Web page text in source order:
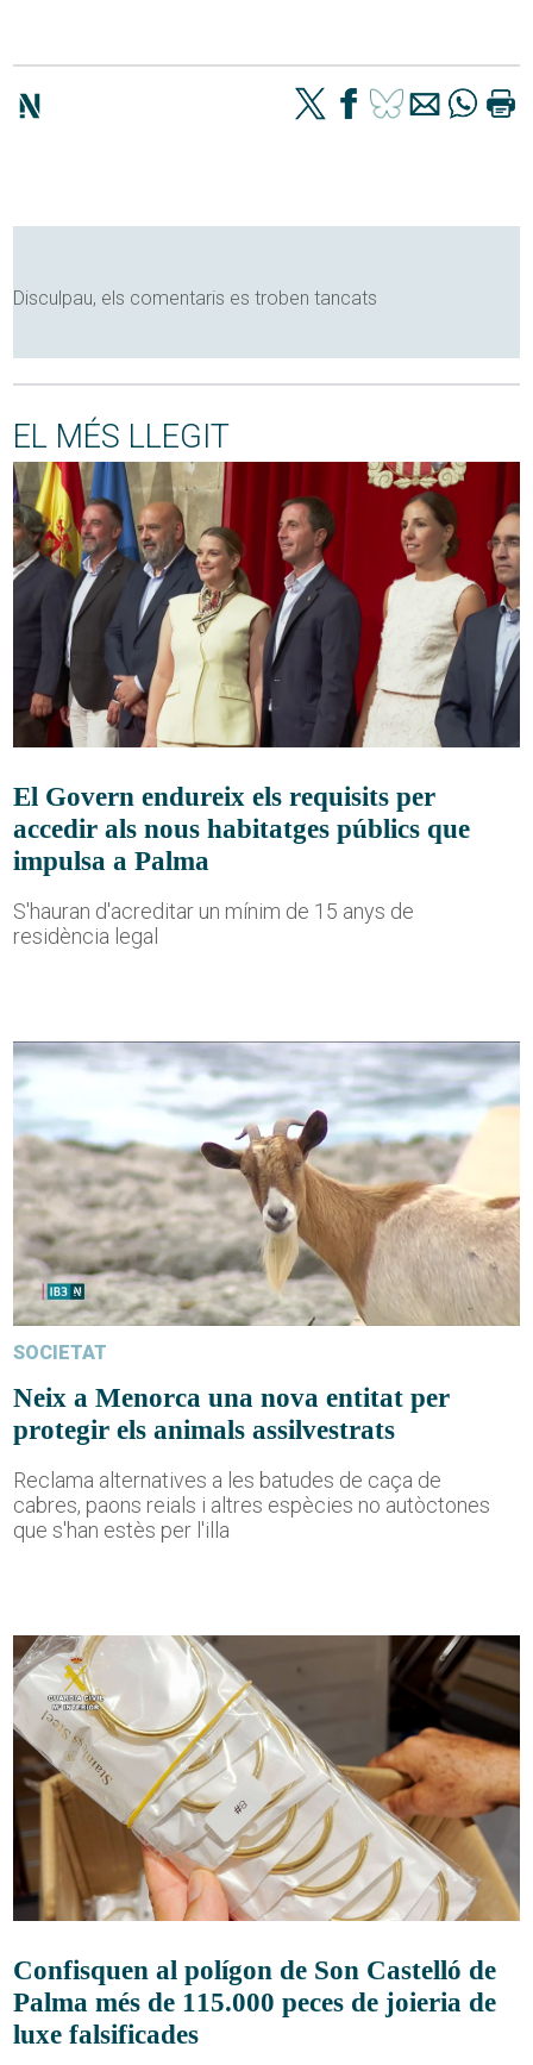
Disculpau, els comentaris es troben tancats
EL MÉS LLEGIT
El Govern endureix els requisits per
accedir als nous habitatges públics que
impulsa a Palma
S'hauran d'acreditar un mínim de 15 anys de
residència legal
SOCIETAT
Neix a Menorca una nova entitat per
protegir els animals assilvestrats
Reclama alternatives a les batudes de caça de
cabres, paons reials i altres espècies no autòctones
que s'han estès per l'illa
Confisquen al polígon de Son Castelló de
Palma més de 115.000 peces de joieria de
luxe falsificades